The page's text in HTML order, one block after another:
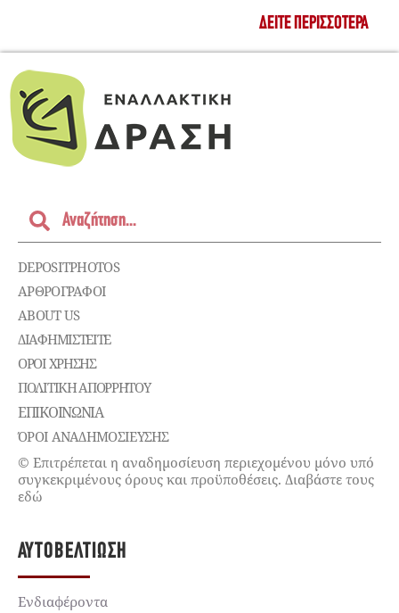
ΔΕΊΤΕ ΠΕΡΙΣΣΌΤΕΡΑ
DEPOSITPHOTOS
ΑΡΘΡΟΓΡΑΦΟΙ
ABOUT US
ΔΙΑΦΗΜΙΣΤΕΊΤΕ
ΌΡΟΙ ΧΡΉΣΗΣ
ΠΟΛΙΤΙΚΉ ΑΠΟΡΡΉΤΟΥ
ΕΠΙΚΟΙΝΩΝΊΑ
ΌΡΟΙ ΑΝΑΔΗΜΟΣΙΕΥΣΗΣ
© Επιτρέπεται η αναδημοσίευση περιεχομένου μόνο υπό
συγκεκριμένους όρους και προϋποθέσεις. Διαβάστε τους
εδώ
ΑΥΤΟΒΕΛΤΊΩΣΗ
Ενδιαφέροντα